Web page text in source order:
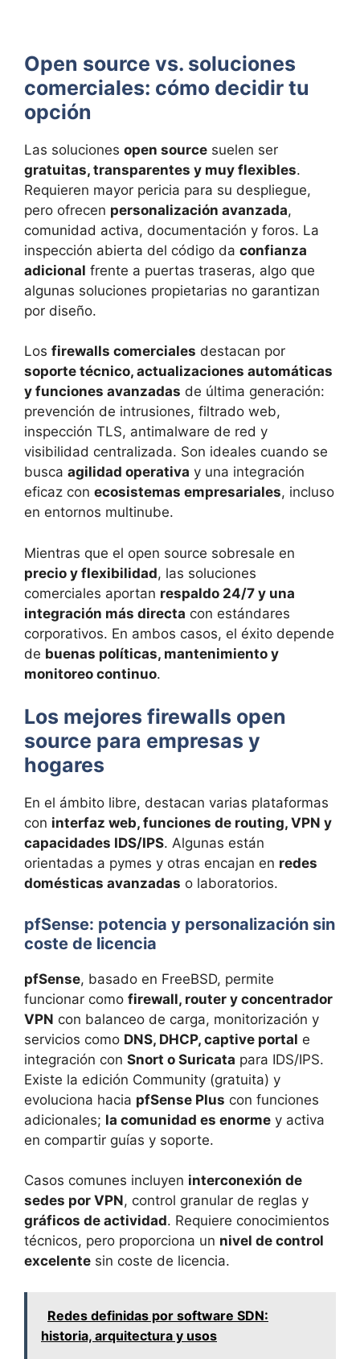
Open source vs. soluciones
comerciales: cómo decidir tu
opción
Las soluciones open source suelen ser
gratuitas, transparentes y muy flexibles.
Requieren mayor pericia para su despliegue,
pero ofrecen personalización avanzada,
comunidad activa, documentación y foros. La
inspección abierta del código da confianza
adicional frente a puertas traseras, algo que
algunas soluciones propietarias no garantizan
por diseño.
Los firewalls comerciales destacan por
soporte técnico, actualizaciones automáticas
y funciones avanzadas de última generación:
prevención de intrusiones, filtrado web,
inspección TLS, antimalware de red y
visibilidad centralizada. Son ideales cuando se
busca agilidad operativa y una integración
eficaz con ecosistemas empresariales, incluso
en entornos multinube.
Mientras que el open source sobresale en
precio y flexibilidad, las soluciones
comerciales aportan respaldo 24/7 y una
integración más directa con estándares
corporativos. En ambos casos, el éxito depende
de buenas políticas, mantenimiento y
monitoreo continuo.
Los mejores firewalls open
source para empresas y
hogares
En el ámbito libre, destacan varias plataformas
con interfaz web, funciones de routing, VPN y
capacidades IDS/IPS. Algunas están
orientadas a pymes y otras encajan en redes
domésticas avanzadas o laboratorios.
pfSense: potencia y personalización sin
coste de licencia
pfSense, basado en FreeBSD, permite
funcionar como firewall, router y concentrador
VPN con balanceo de carga, monitorización y
servicios como DNS, DHCP, captive portal e
integración con Snort o Suricata para IDS/IPS.
Existe la edición Community (gratuita) y
evoluciona hacia pfSense Plus con funciones
adicionales; la comunidad es enorme y activa
en compartir guías y soporte.
Casos comunes incluyen interconexión de
sedes por VPN, control granular de reglas y
gráficos de actividad. Requiere conocimientos
técnicos, pero proporciona un nivel de control
excelente sin coste de licencia.
Redes definidas por software SDN:
historia, arquitectura y usos